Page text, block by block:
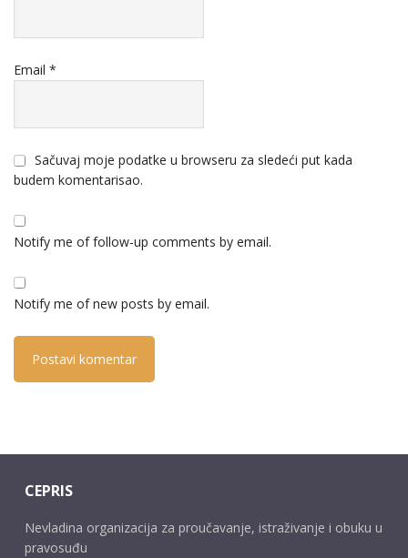
Email *
Sačuvaj moje podatke u browseru za sledeći put kada
budem komentarisao.
Notify me of follow-up comments by email.
Notify me of new posts by email.
CEPRIS
Nevladina organizacija za proučavanje, istraživanje i obuku u
pravosuđu